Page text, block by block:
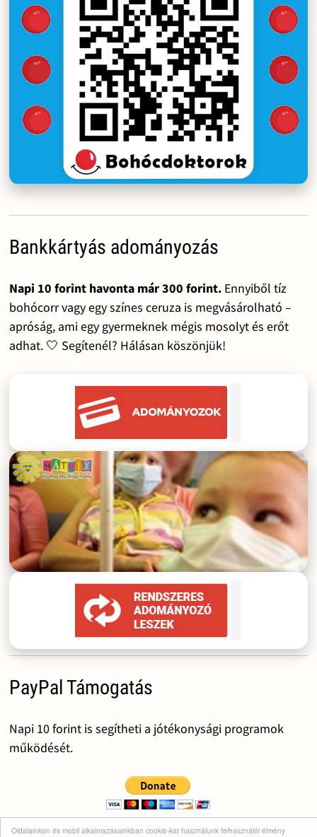
Oldalainkon és mobil alkalmazásainkban cookie-kat használunk felhasználói élmény
Bankkártyás adományozás
Napi 10 forint havonta már 300 forint.Ennyiből tíz
bohócorr vagy egy színes ceruza is megvásárolható –
apróság, ami egy gyermeknek mégis mosolyt és erőt
adhat. 🤍 Segítenél? Hálásan köszönjük!
PayPal Támogatás
Napi 10 forint is segítheti a jótékonysági programok
működését.